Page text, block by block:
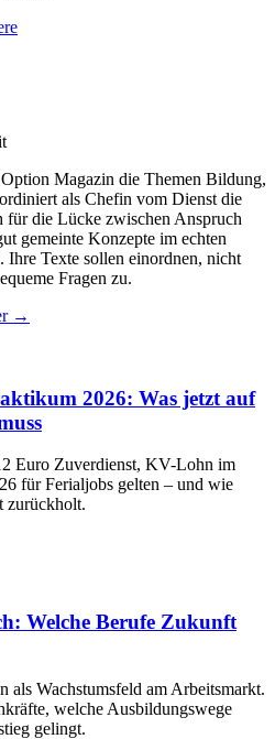
Magazin die Themen Bildung,
als Chefin vom Dienst die
für die Lücke zwischen Anspruch
gemeinte Konzepte im echten
Ihre Texte sollen einordnen, nicht
Fragen zu.
→
2026: Was jetzt auf
Euro Zuverdienst, KV-Lohn im
für Ferialjobs gelten – und wie
zurückholt.
Welche Berufe Zukunft
als Wachstumsfeld am Arbeitsmarkt.
welche Ausbildungswege
gelingt.